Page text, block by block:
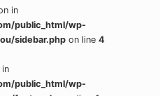
in
public_html/wp-
sidebar.php on line4
in
public_html/wp-